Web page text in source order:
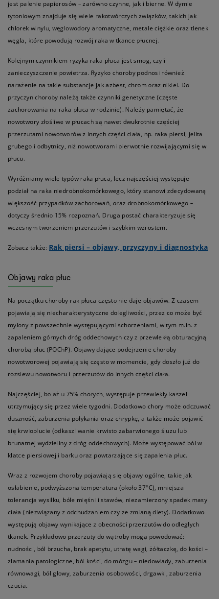
jest palenie papierosów – zarówno czynne, jak i bierne. W dymie
tytoniowym znajduje się wiele rakotwórczych związków, takich jak
chlorek winylu, węglowodory aromatyczne, metale ciężkie oraz tlenek
węgla, które powodują rozwój raka w tkance płucnej.
Kolejnym czynnikiem ryzyka raka płuca jest smog, czyli
zanieczyszczenie powietrza. Ryzyko choroby podnosi również
narażenie na takie substancje jak azbest, chrom oraz nikiel. Do
przyczyn choroby należą także czynniki genetyczne (częste
zachorowania na raka płuca w rodzinie). Należy pamiętać, że
nowotwory złośliwe w płucach są nawet dwukrotnie częściej
przerzutami nowotworów z innych części ciała, np. raka piersi, jelita
grubego i odbytnicy, niż nowotworami pierwotnie rozwijającymi się w
płucu.
Wyróżniamy wiele typów raka płuca, lecz najczęściej występuje
podział na raka niedrobnokomórkowego, który stanowi zdecydowaną
większość przypadków zachorowań, oraz drobnokomórkowego –
dotyczy średnio 15% rozpoznań. Druga postać charakteryzuje się
wczesnym tworzeniem przerzutów i szybkim wzrostem.
Zobacz także: Rak piersi – objawy, przyczyny i diagnostyka
Objawy raka płuc
Na początku choroby rak płuca często nie daje objawów. Z czasem
pojawiają się niecharakterystyczne dolegliwości, przez co może być
mylony z powszechnie występującymi schorzeniami, w tym m.in. z
zapaleniem górnych dróg oddechowych czy z przewlekłą obturacyjną
chorobą płuc (POChP). Objawy dające podejrzenie choroby
nowotworowej pojawiają się często w momencie, gdy doszło już do
rozsiewu nowotworu i przerzutów do innych części ciała.
Najczęściej, bo aż u 75% chorych, występuje przewlekły kaszel
utrzymujący się przez wiele tygodni. Dodatkowo chory może odczuwać
duszność, zaburzenia połykania oraz chrypkę, a także może pojawić
się krwioplucie (odkaszliwanie krwisto zabarwionego śluzu lub
brunatnej wydzieliny z dróg oddechowych). Może występować ból w
klatce piersiowej i barku oraz powtarzające się zapalenia płuc.
Wraz z rozwojem choroby pojawiają się objawy ogólne, takie jak
osłabienie, podwyższona temperatura (około 37°C), mniejsza
tolerancja wysiłku, bóle mięśni i stawów, niezamierzony spadek masy
ciała (niezwiązany z odchudzaniem czy ze zmianą diety). Dodatkowo
występują objawy wynikające z obecności przerzutów do odległych
tkanek. Przykładowo przerzuty do wątroby mogą powodować:
nudności, ból brzucha, brak apetytu, utratę wagi, żółtaczkę, do kości –
złamania patologiczne, ból kości, do mózgu – niedowłady, zaburzenia
równowagi, ból głowy, zaburzenia osobowości, drgawki, zaburzenia
czucia.